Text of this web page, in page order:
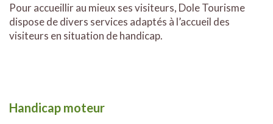
Pour accueillir au mieux ses visiteurs, Dole Tourisme
dispose de divers services adaptés à l’accueil des
visiteurs en situation de handicap.
Handicap moteur